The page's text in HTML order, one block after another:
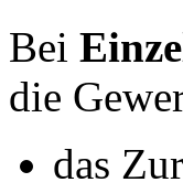
Bei
die
das